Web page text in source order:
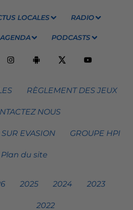
LOCALES RADIO
AGENDA PODCASTS
RÈGLEMENT DES JEUX
NOUS
EVASION GROUPE HPI
Plan du site
2025 2024 2023
2022